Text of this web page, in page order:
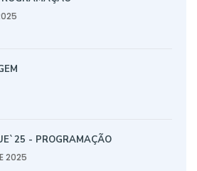
- PROGRAMAÇÃO
2025